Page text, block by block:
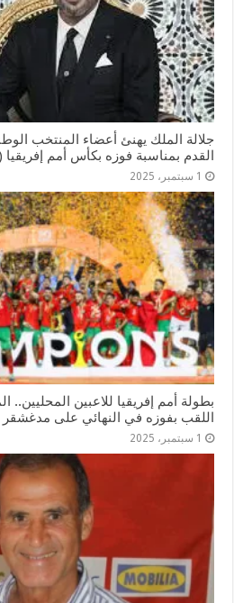
جلالة الملك يهنئ أعضاء المنتخب
القدم بمناسبة فوزه بكأس أمم إفریقیا
1 سبتمبر، 2025
بطولة أمم إفريقيا للاعبين المحليين..
اللقب بفوزه في النهائي على مدغشقر (3-
1 سبتمبر، 2025